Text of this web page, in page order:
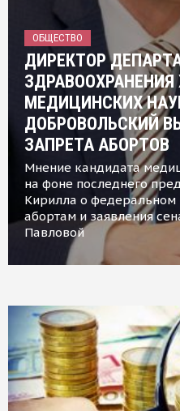
ОБЩЕСТВО
ДИРЕКТОР
МЕДИЦИНСКИХ
ДОБРОВОЛЬСКИЙ
ЗАПРЕТА АБОРТОВ
Мнение кандидата
на фоне последнего
Кирилла о федеральном
абортам и заявления
Павловой